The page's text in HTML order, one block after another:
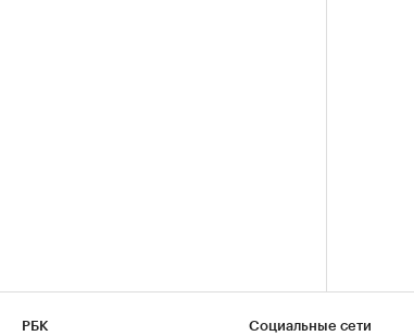
РБК Социальные сети